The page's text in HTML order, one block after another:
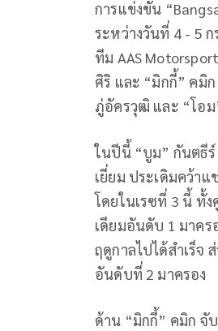
การแข่งขัน “
ระหว่างวันที่ 4 - 5 ก
ทีม AAS
ศิริ และ “มิกกี้” คมิ
ภู่อัครวุฒิ และ “โอม
ในปีนี้ “บูม” กันตธี
เยี่ยม ประเดิมคว้า
โดยในเรซที่ 3 นี้ ทั้ง
เดียมอันดับ 1 มาคร
ฤดูกาลไปได้สำเร็จ
อันดับที่ 2 มาครอง
ด้าน “มิกกี้” คมิก จั